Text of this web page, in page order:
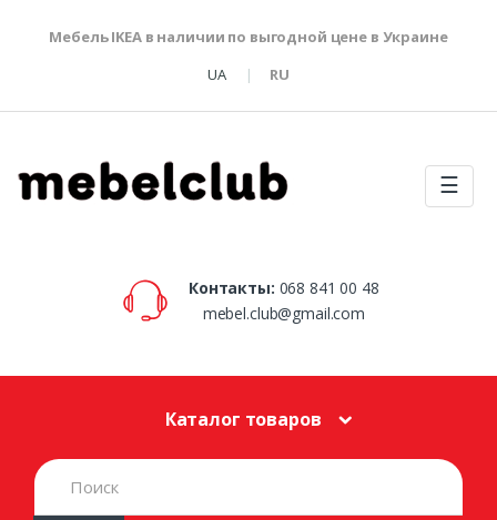
Мебель IKEA в наличии по выгодной цене в Украине
UA
RU
☰
Контакты: 068 841 00 48
mebel.club@gmail.com
Каталог товаров
S
e